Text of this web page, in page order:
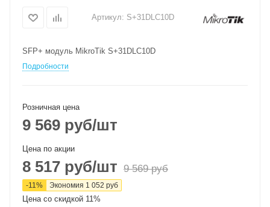
Артикул: S+31DLC10D
SFP+ модуль MikroTik S+31DLC10D
Подробности
Розничная цена
9 569 руб/шт
Цена по акции
8 517 руб/шт 9 569руб
-11% Экономия 1 052 руб
Цена со скидкой 11%